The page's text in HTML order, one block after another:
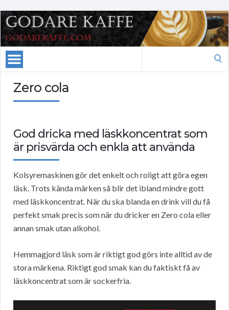
Zero cola
God dricka med läskkoncentrat som
är prisvärda och enkla att använda
Kolsyremaskinen gör det enkelt och roligt att göra egen
läsk. Trots kända märken så blir det ibland mindre gott
med läskkoncentrat. När du ska blanda en drink vill du få
perfekt smak precis som när du dricker en Zero cola eller
annan smak utan alkohol.
Hemmagjord läsk som är riktigt god görs inte alltid av de
stora märkena. Riktigt god smak kan du faktiskt få av
läskkoncentrat som är sockerfria.